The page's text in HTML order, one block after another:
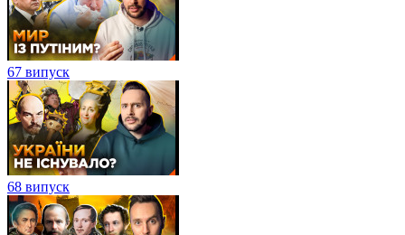
67 випуск
68 випуск